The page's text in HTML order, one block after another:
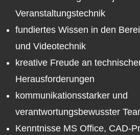
Veranstaltungstechnik
fundiertes Wissen in den
und Videotechnik
kreative Freude an
Herausforderungen
kommunikationsstarker und
verantwortungsbewusster
Kenntnisse MS Office, CAD-